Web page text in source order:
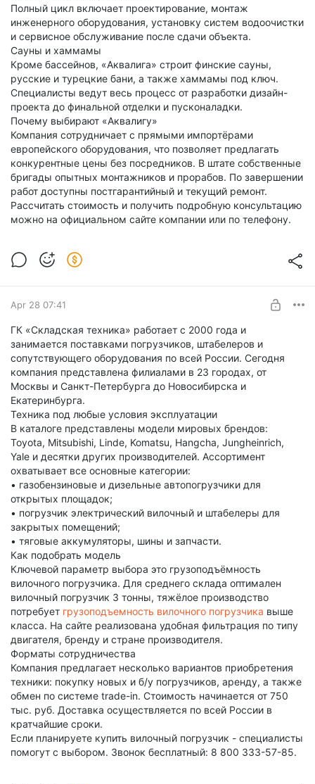
Полный цикл включает проектирование, монтаж
инженерного оборудования, установку систем водоочистки
и сервисное обслуживание после сдачи объекта.
Сауны и хаммамы
Кроме бассейнов, «Аквалига» строит финские сауны,
русские и турецкие бани, а также хаммамы под ключ.
Специалисты ведут весь процесс от разработки дизайн-
проекта до финальной отделки и пусконаладки.
Почему выбирают «Аквалигу»
Компания сотрудничает с прямыми импортёрами
европейского оборудования, что позволяет предлагать
конкурентные цены без посредников. В штате собственные
бригады опытных монтажников и прорабов. По завершении
работ доступны постгарантийный и текущий ремонт.
Рассчитать стоимость и получить подробную консультацию
можно на официальном сайте компании или по телефону.
Apr 28 07:41
ГК «Складская техника» работает с 2000 года и
занимается поставками погрузчиков, штабелеров и
сопутствующего оборудования по всей России. Сегодня
компания представлена филиалами в 23 городах, от
Москвы и Санкт-Петербурга до Новосибирска и
Екатеринбурга.
Техника под любые условия эксплуатации
В каталоге представлены модели мировых брендов:
Toyota, Mitsubishi, Linde, Komatsu, Hangcha, Jungheinrich,
Yale и десятки других производителей. Ассортимент
охватывает все основные категории:
• газобензиновые и дизельные автопогрузчики для
открытых площадок;
• погрузчик электрический вилочный и штабелеры для
закрытых помещений;
• тяговые аккумуляторы, шины и запчасти.
Как подобрать модель
Ключевой параметр выбора это грузоподъёмность
вилочного погрузчика. Для среднего склада оптимален
вилочный погрузчик 3 тонны, тяжёлое производство
потребует грузоподъемность вилочного погрузчика выше
класса. На сайте реализована удобная фильтрация по типу
двигателя, бренду и стране производителя.
Форматы сотрудничества
Компания предлагает несколько вариантов приобретения
техники: покупку новых и б/у погрузчиков, аренду, а также
обмен по системе trade-in. Стоимость начинается от 750
тыс. руб. Доставка осуществляется по всей России в
кратчайшие сроки.
Если планируете купить вилочный погрузчик - специалисты
помогут с выбором. Звонок бесплатный: 8 800 333-57-85.